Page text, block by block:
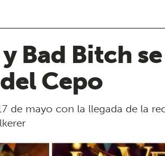
Bad Bitch
Cepo
de mayo con la llegada de la